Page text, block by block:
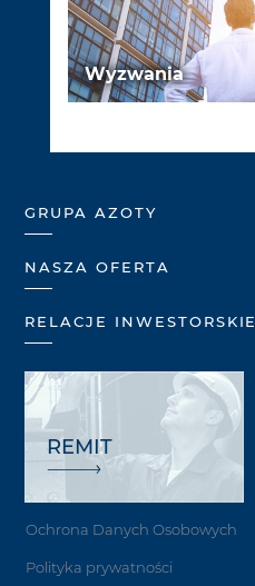
Wyzwania
GRUPA AZOTY
NASZA OFERTA
RELACJE INWESTORSKIE
REMIT
Ochrona Danych Osobowych
Polityka prywatności